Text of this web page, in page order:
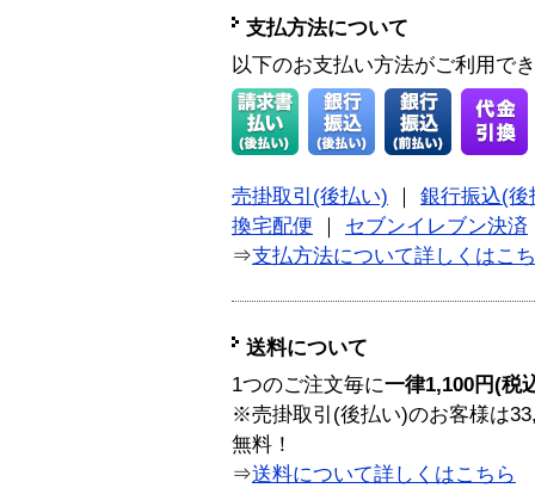
支払方法について
以下のお支払い方法がご利用で
売掛取引(後払い)
銀行振込(後
換宅配便
セブンイレブン決済
⇒支払方法について詳しくはこ
送料について
1つのご注文毎に一律1,100円(税
※売掛取引(後払い)のお客様は
無料！
⇒送料について詳しくはこちら